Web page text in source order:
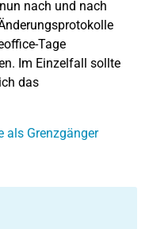
nach und nach
Tage
Im Einzelfall sollte
das
als Grenzgänger